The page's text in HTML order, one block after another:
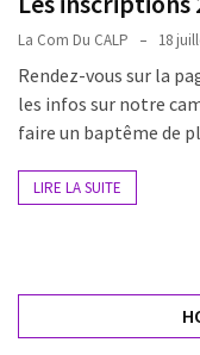
La Com Du CALP 18
Rendez-vous sur la
les infos sur notre
faire un baptême de
LIRE LA SUITE